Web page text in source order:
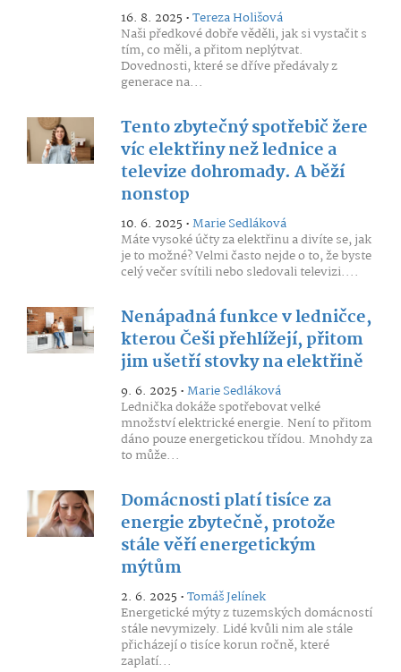
16. 8. 2025 •Tereza Holišová
Naši předkové dobře věděli, jak si vystačit s
tím, co měli, a přitom neplýtvat.
Dovednosti, které se dříve předávaly z
generace na...
Tento zbytečný spotřebič žere
víc elektřiny než lednice a
televize dohromady. A běží
nonstop
10. 6. 2025 •Marie Sedláková
Máte vysoké účty za elektřinu a divíte se, jak
je to možné? Velmi často nejde o to, že byste
celý večer svítili nebo sledovali televizi....
Nenápadná funkce v ledničce,
kterou Češi přehlížejí, přitom
jim ušetří stovky na elektřině
9. 6. 2025 •Marie Sedláková
Lednička dokáže spotřebovat velké
množství elektrické energie. Není to přitom
dáno pouze energetickou třídou. Mnohdy za
to může...
Domácnosti platí tisíce za
energie zbytečně, protože
stále věří energetickým
mýtům
2. 6. 2025 •Tomáš Jelínek
Energetické mýty z tuzemských domácností
stále nevymizely. Lidé kvůli nim ale stále
přicházejí o tisíce korun ročně, které
zaplatí...